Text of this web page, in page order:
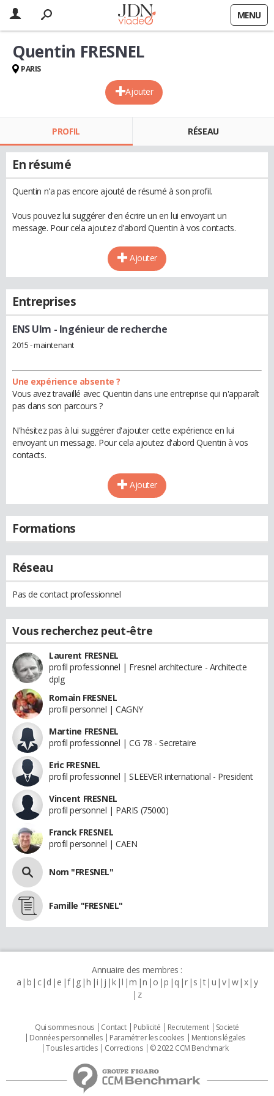
MENU
Ajouter
Quentin FRESNEL
PARIS
PROFIL RÉSEAU
En résumé
Quentin n'a pas encore ajouté de résumé à son profil.
Vous pouvez lui suggérer d'en écrire un en lui envoyant un
message. Pour cela ajoutez d'abord Quentin à vos contacts.
Ajouter
Entreprises
ENS Ulm - Ingénieur de recherche
2015 - maintenant
Une expérience absente ?
Vous avez travaillé avec Quentin dans une entreprise qui n'apparaît
pas dans son parcours ?
N'hésitez pas à lui suggérer d'ajouter cette expérience en lui
envoyant un message. Pour cela ajoutez d'abord Quentin à vos
contacts.
Ajouter
Formations
Réseau
Pas de contact professionnel
Vous recherchez peut-être
Laurent FRESNEL
profil professionnel | Fresnel architecture - Architecte
dplg
Romain FRESNEL
profil personnel | CAGNY
Martine FRESNEL
profil professionnel | CG 78 - Secretaire
Eric FRESNEL
profil professionnel | SLEEVER international - President
Vincent FRESNEL
profil personnel | PARIS (75000)
Franck FRESNEL
profil personnel | CAEN
Nom "FRESNEL"
Famille "FRESNEL"
Annuaire des membres :
a b c d e f g h i j k l m n o p q r s t u v w x y
z
Qui sommes nous Contact Publicité Recrutement
Societé
Données personnelles
Paramétrer les cookies
Mentions légales
Tous les articles
Corrections © 2022 CCM Benchmark